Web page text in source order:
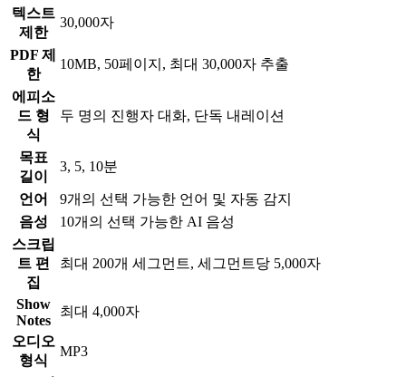
텍스트
제한
30,000자
PDF 제
한
10MB, 50페이지, 최대 30,000자 추출
에피소
드 형
식
두 명의 진행자 대화, 단독 내레이션
목표
길이
3, 5, 10분
언어
9개의 선택 가능한 언어 및 자동 감지
음성
10개의 선택 가능한 AI 음성
스크립
트 편
집
최대 200개 세그먼트, 세그먼트당 5,000자
Show
Notes
최대 4,000자
오디오
형식
MP3